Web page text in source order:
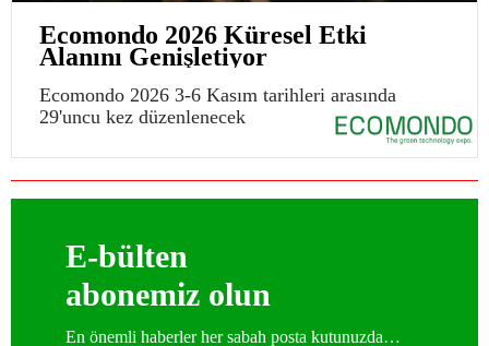
Ecomondo 2026 Küresel Etki
Alanını Genişletiyor
Ecomondo 2026 3-6 Kasım tarihleri arasında
29'uncu kez düzenlenecek
E-bülten
abonemiz olun
En önemli haberler her sabah posta kutunuzda…